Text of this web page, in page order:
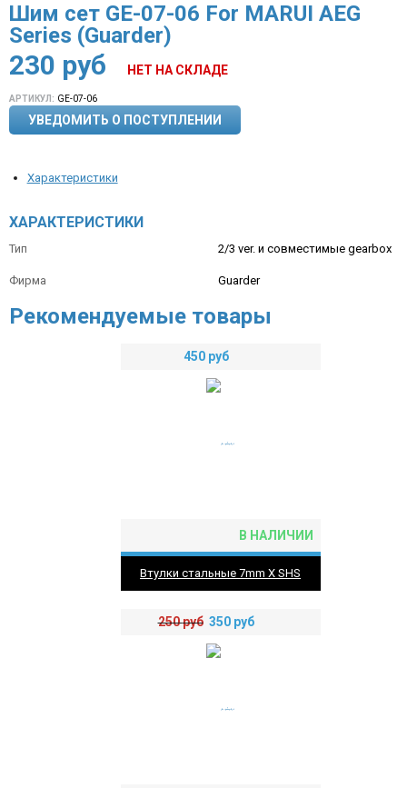
Шим сет GE-07-06 For MARUI AEG
Series (Guarder)
230 руб НЕТ НА СКЛАДЕ
АРТИКУЛ: GE-07-06
УВЕДОМИТЬ О ПОСТУПЛЕНИИ
Характеристики
ХАРАКТЕРИСТИКИ
Тип 2/3 ver. и совместимые gearbox
Фирма Guarder
Рекомендуемые товары
450 руб
В НАЛИЧИИ
Втулки стальные 7mm X SHS
250руб 350 руб